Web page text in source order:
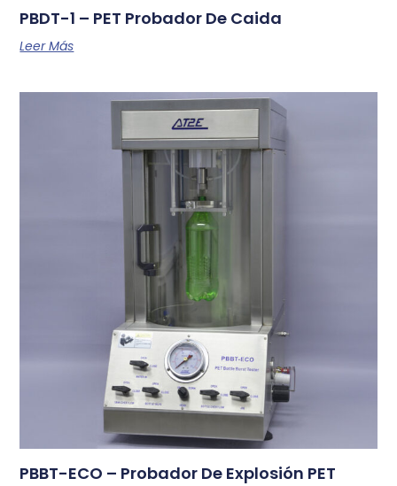
PBDT-1 – PET Probador De Caida
Leer Más
PBBT-ECO – Probador De Explosión PET